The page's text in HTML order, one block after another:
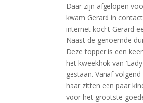
Daar zijn afgelopen
kwam Gerard in
internet kocht Gerard
Naast de genoemde
Deze topper is een
het kweekhok van
gestaan. Vanaf
haar zitten een paar
voor het grootste